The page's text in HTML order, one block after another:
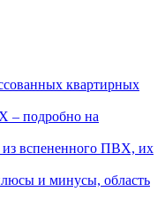
квартирных
– подробно на
из вспененного ПВХ, их
и минусы, область